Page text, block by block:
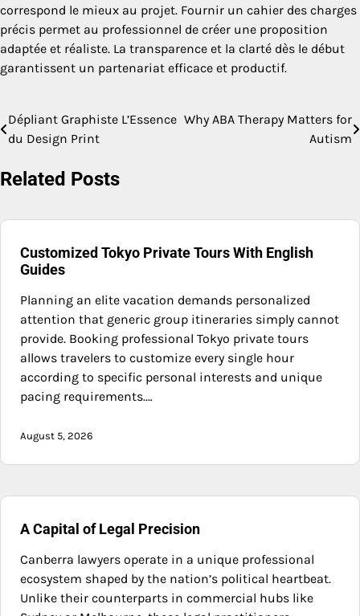
correspond le mieux au projet. Fournir un cahier des charges
précis permet au professionnel de créer une proposition
adaptée et réaliste. La transparence et la clarté dès le début
garantissent un partenariat efficace et productif.
Post
navigation
Dépliant Graphiste L’Essence
du Design Print
Why ABA Therapy Matters for
Autism
Related Posts
Customized Tokyo Private Tours With English
Guides
Planning an elite vacation demands personalized
attention that generic group itineraries simply cannot
provide. Booking professional Tokyo private tours
allows travelers to customize every single hour
according to specific personal interests and unique
pacing requirements.…
August 5, 2026
A Capital of Legal Precision
Canberra lawyers operate in a unique professional
ecosystem shaped by the nation’s political heartbeat.
Unlike their counterparts in commercial hubs like